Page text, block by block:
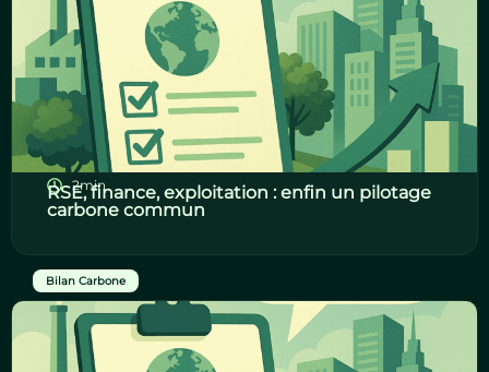
2min
RSE, finance, exploitation : enfin un pilotage
carbone commun
Bilan Carbone